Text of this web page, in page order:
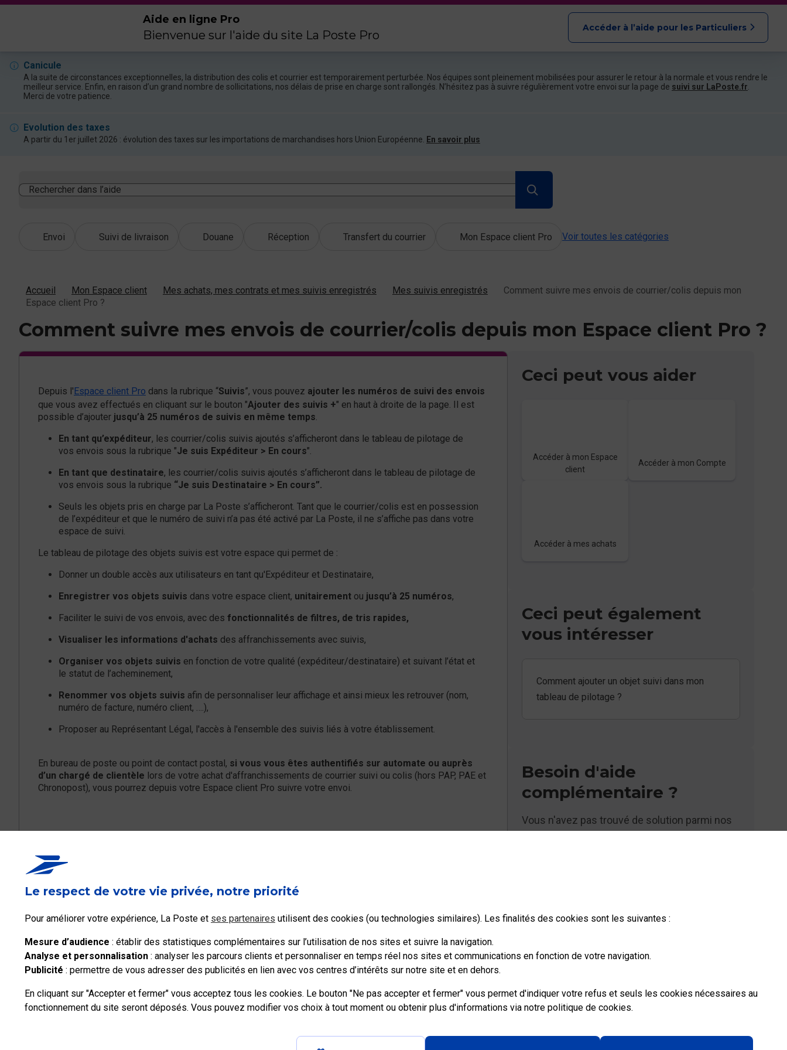
Le respect de votre vie privée, notre priorité
Pour améliorer votre expérience, La Poste et ses partenaires utilisent des cookies (ou technologies similaires). Les finalités des cookies sont les suivantes :
Mesure d’audience : établir des statistiques complémentaires sur l’utilisation de nos sites et suivre la navigation.
Analyse et personnalisation : analyser les parcours clients et personnaliser en temps réel nos sites et communications en fonction de votre navigation.
Publicité : permettre de vous adresser des publicités en lien avec vos centres d’intérêts sur notre site et en dehors.
En cliquant sur "Accepter et fermer" vous acceptez tous les cookies. Le bouton "Ne pas accepter et fermer" vous permet d'indiquer votre refus et seuls les cookies nécessaires au
fonctionnement du site seront déposés. Vous pouvez modifier vos choix à tout moment ou obtenir plus d'informations via notre politique de cookies.
Aide en ligne Pro
Bienvenue sur l'aide du site La Poste Pro
Accéder à l’aide pour les Particuliers
Canicule
A la suite de circonstances exceptionnelles, la distribution des colis et courrier est temporairement perturbée. Nos équipes sont pleinement mobilisées pour assurer le retour à la normale et vous rendre le
meilleur service. Enfin, en raison d’un grand nombre de sollicitations, nos délais de prise en charge sont rallongés. N’hésitez pas à suivre régulièrement votre envoi sur la page de suivi sur LaPoste.fr
Merci de votre patience.
Evolution des taxes
A partir du 1er juillet 2026 : évolution des taxes sur les importations de marchandises hors Union Européenne. En savoir plus
Rechercher dans l’aide
Envoi Suivi de livraison Douane Réception Transfert du courrier Mon Espace client Pro Voir toutes les catégories
Accueil Mon Espace client Mes achats, mes contrats et mes suivis enregistrés Mes suivis enregistrés
Comment suivre mes envois de courrier/colis depuis mon
Espace client Pro ?
Comment suivre mes envois de courrier/colis depuis mon Espace client Pro ?
Depuis l'Espace client Pro dans la rubrique “Suivis”, vous pouvez ajouter les numéros de suivi des envois
que vous avez effectués en cliquant sur le bouton "Ajouter des suivis +" en haut à droite de la page. Il est
possible d’ajouter jusqu’à 25 numéros de suivis en même temps
En tant qu’expéditeur, les courrier/colis suivis ajoutés s’afficheront dans le tableau de pilotage de
vos envois sous la rubrique "Je suis Expéditeur > En cours".
En tant que destinataire, les courrier/colis suivis ajoutés s’afficheront dans le tableau de pilotage de
vos envois sous la rubrique “Je suis Destinataire > En cours”.
Seuls les objets pris en charge par La Poste s’afficheront. Tant que le courrier/colis est en possession
de l’expéditeur et que le numéro de suivi n’a pas été activé par La Poste, il ne s’affiche pas dans votre
espace de suivi.
Le tableau de pilotage des objets suivis est votre espace qui permet de :
Donner un double accès aux utilisateurs en tant qu'Expéditeur et Destinataire,
Enregistrer vos objets suivis dans votre espace client, unitairement ou jusqu’à 25 numéros,
Faciliter le suivi de vos envois, avec des fonctionnalités de filtres, de tris rapides,
Visualiser les informations d'achats des affranchissements avec suivis,
Organiser vos objets suivis en fonction de votre qualité (expéditeur/destinataire) et suivant l’état et
le statut de l’acheminement,
Renommer vos objets suivis afin de personnaliser leur affichage et ainsi mieux les retrouver (nom,
numéro de facture, numéro client, ….),
Proposer au Représentant Légal, l'accès à l'ensemble des suivis liés à votre établissement.
En bureau de poste ou point de contact postal, si vous vous êtes authentifiés sur automate ou auprès
d’un chargé de clientèle lors de votre achat d'affranchissements de courrier suivi ou colis (hors PAP, PAE et
Chronopost), vous pourrez depuis votre Espace client Pro suivre votre envoi.
Oui Non
Ceci peut vous aider
Accéder à mon Espace
client
Accéder à mon Compte
Accéder à mes achats
Ceci peut également
vous intéresser
Comment ajouter un objet suivi dans mon
tableau de pilotage ?
Besoin d'aide
complémentaire ?
Vous n'avez pas trouvé de solution parmi nos